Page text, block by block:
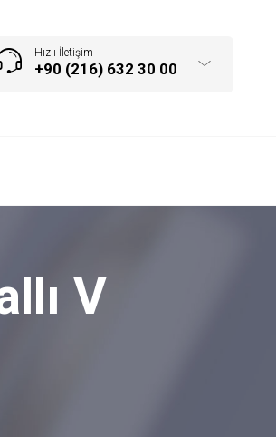
Hızlı İletişim
+90 (216) 632 30 00
V